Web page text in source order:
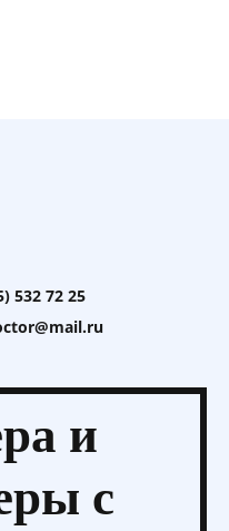
532 72 25
и
с